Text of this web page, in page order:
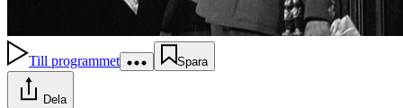
Till programmet Spara
Dela